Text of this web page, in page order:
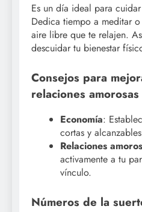
Es un día ideal para
Dedica tiempo a meditar
aire libre que te relajen.
descuidar tu bienestar
Consejos para
relaciones amorosas
Economía:
cortas y
Relaciones
activamente a tu
vínculo.
Números de la